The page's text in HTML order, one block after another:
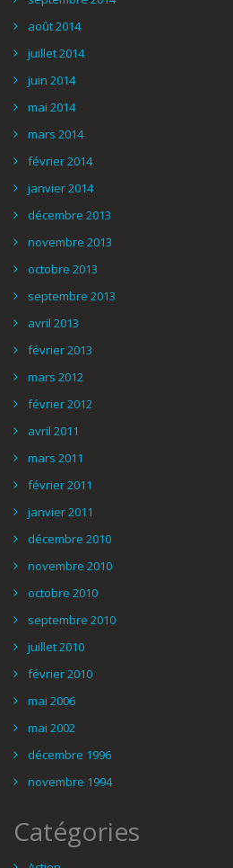
août 2014
juillet 2014
juin 2014
mai 2014
mars 2014
février 2014
janvier 2014
décembre 2013
novembre 2013
octobre 2013
septembre 2013
avril 2013
février 2013
mars 2012
février 2012
avril 2011
mars 2011
février 2011
janvier 2011
décembre 2010
novembre 2010
octobre 2010
septembre 2010
juillet 2010
février 2010
mai 2006
mai 2002
décembre 1996
novembre 1994
Catégories